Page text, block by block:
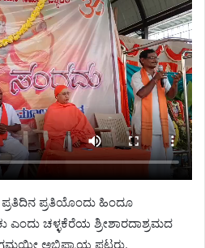
ಪ್ರತಿಯೊಂದು ಹಿಂದೂ
ಚಳ್ಳಕೆರೆಯ ಶ್ರೀಶಾರದಾಶ್ರಮದ
ಅಭಿಪ್ರಾಯ ಪಟ್ಟರು.